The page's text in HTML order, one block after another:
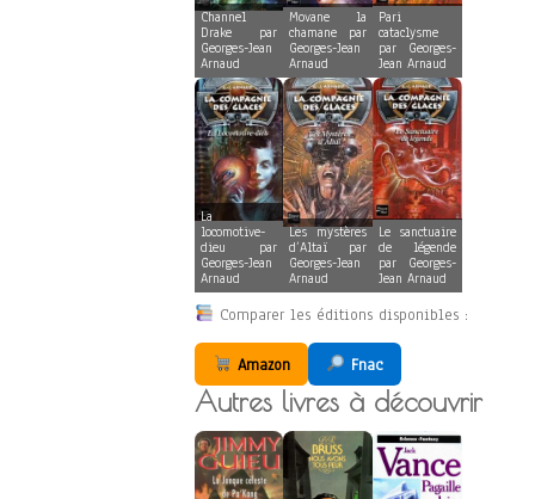
Channel
Drake par
Georges-Jean
Arnaud
Movane la
chamane par
Georges-Jean
Arnaud
Pari
cataclysme
par Georges-
Jean Arnaud
La
locomotive-
dieu par
Georges-Jean
Arnaud
Les mystères
d’Altaï par
Georges-Jean
Arnaud
Le sanctuaire
de légende
par Georges-
Jean Arnaud
Comparer les éditions disponibles :
Amazon Fnac
Autres livres à découvrir